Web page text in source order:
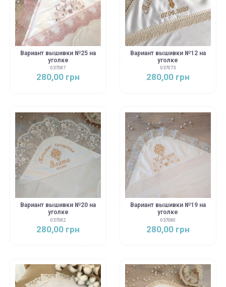
Вариант вышивки №25 на
уголке
037087
280,00 грн
Вариант вышивки №12 на
уголке
037073
280,00 грн
Вариант вышивки №20 на
уголке
037082
280,00 грн
Вариант вышивки №19 на
уголке
037080
280,00 грн